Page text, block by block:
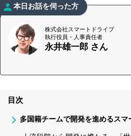
本日お話を伺った方
株式会社スマートドライブ
執行役員・人事責任者
永井雄一郎 さん
目次
多国籍チームで開発を進めるス